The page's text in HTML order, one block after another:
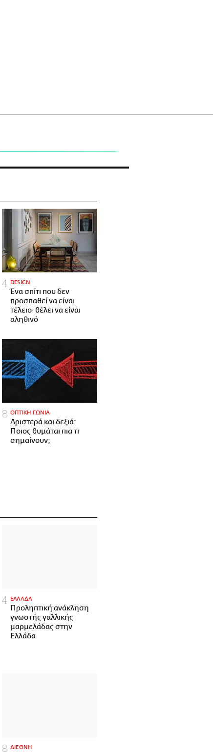
DESIGN
Ένα σπίτι που δεν
προσπαθεί να είναι
τέλειο· θέλει να είναι
αληθινό
ΟΠΤΙΚΗ ΓΩΝΙΑ
Αριστερά και δεξιά:
Ποιος θυμάται πια τι
σημαίνουν;
ΕΛΛΑΔΑ
Προληπτική ανάκληση
γνωστής γαλλικής
μαρμελάδας στην
Ελλάδα
ΔΙΕΘΝΗ